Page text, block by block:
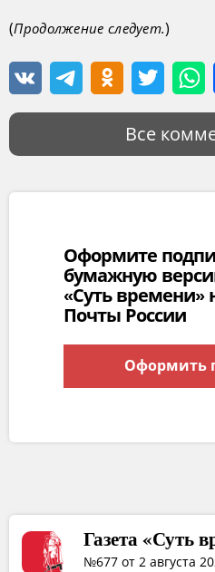
(Продолжение следует.)
Все
Оформите
бумажную
«Суть времени»
Почты России
Оформить
Газета «Суть
№677 от 2 августа